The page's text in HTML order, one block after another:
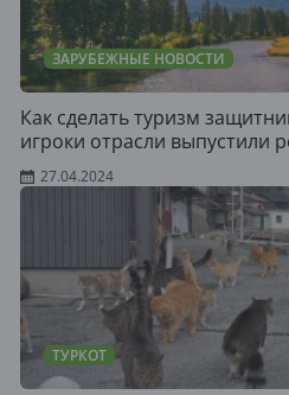
ЗАРУБЕЖНЫЕ НОВОСТИ
Как сделать туризм
игроки отрасли выпустили
27.04.2024
ТУРКОТ